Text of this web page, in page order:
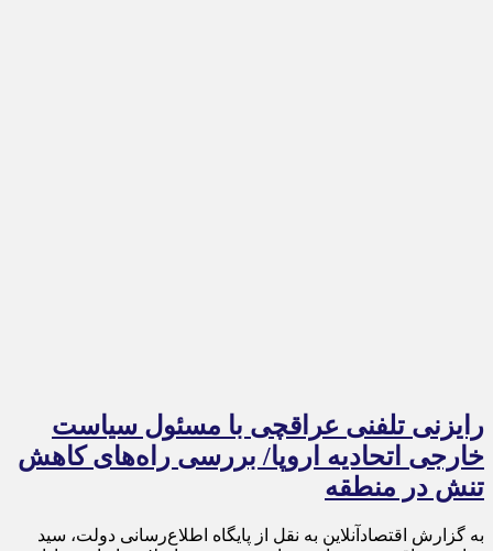
رایزنی تلفنی عراقچی با مسئول سیاست
خارجی اتحادیه اروپا/ بررسی راه‌های کاهش
تنش در منطقه
به گزارش اقتصادآنلاین به نقل از پایگاه اطلاع‌رسانی دولت، سید